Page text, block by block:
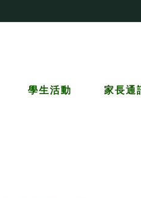
學生活動 家長通